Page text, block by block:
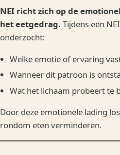
NEI richt zich op de
het eetgedrag. Tijdens een
onderzocht:
Welke emotie of ervaring
Wanneer dit patroon is
Wat het lichaam probeert te
Door deze emotionele lading
rondom eten verminderen.